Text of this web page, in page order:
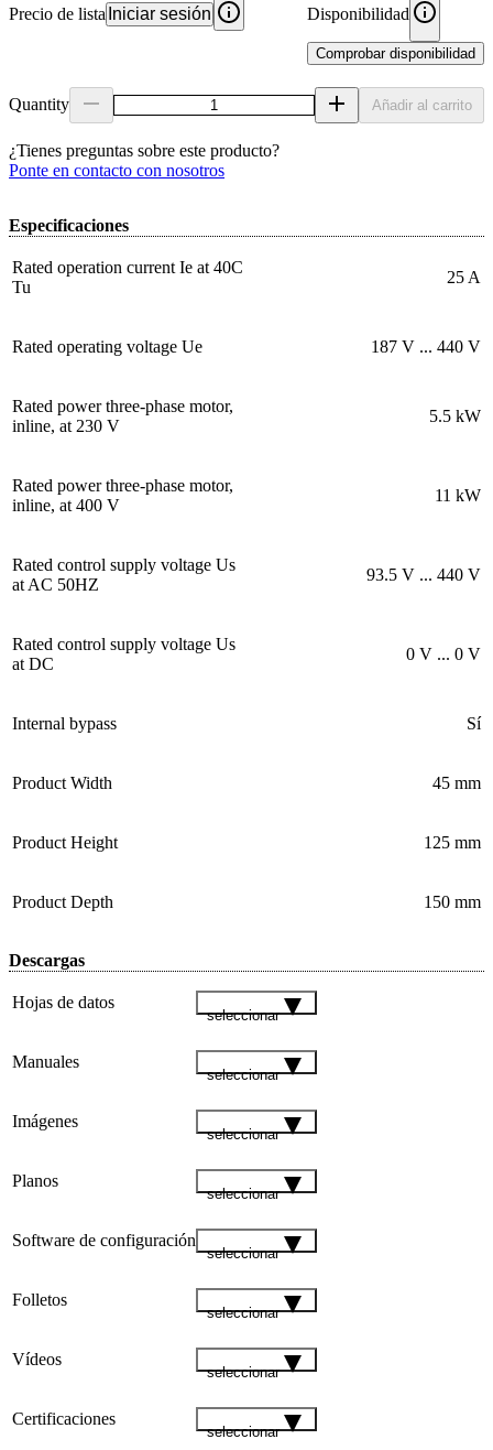
Precio de lista Iniciar sesión Disponibilidad
Comprobar disponibilidad
Quantity Añadir al carrito
¿Tienes preguntas sobre este producto?
Ponte en contacto con nosotros
Especificaciones
Rated operation current Ie at 40C
Tu
25 A
Rated operating voltage Ue 187 V ... 440 V
Rated power three-phase motor,
inline, at 230 V
5.5 kW
Rated power three-phase motor,
inline, at 400 V
11 kW
Rated control supply voltage Us
at AC 50HZ
93.5 V ... 440 V
Rated control supply voltage Us
at DC
0 V ... 0 V
Internal bypass Sí
Product Width 45 mm
Product Height 125 mm
Product Depth 150 mm
Descargas
Hojas de datos
seleccionar
Manuales
seleccionar
Imágenes
seleccionar
Planos
seleccionar
Software de configuración
seleccionar
Folletos
seleccionar
Vídeos
seleccionar
Certificaciones
seleccionar